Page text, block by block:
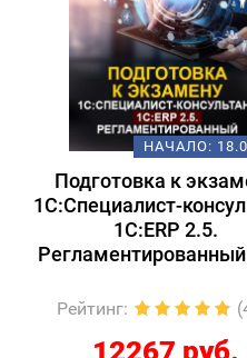
Электронные
документы в 1С:
Рейтинг: